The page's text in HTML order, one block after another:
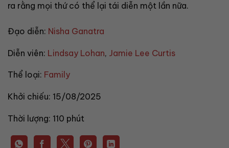
ra rằng mọi thứ có thể lại tái diễn một lần nữa.
Đạo diễn: Nisha Ganatra
Diễn viên: Lindsay Lohan, Jamie Lee Curtis
Thể loại: Family
Khởi chiếu: 15/08/2025
Thời lượng: 110 phút